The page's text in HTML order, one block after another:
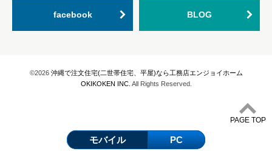
facebook BLOG
©2026 沖縄で注文住宅(二世帯住宅、平屋)なら工務店エンジョイホーム
OKIKOKEN INC. All Rights Reserved.
PAGE TOP
モバイル PC